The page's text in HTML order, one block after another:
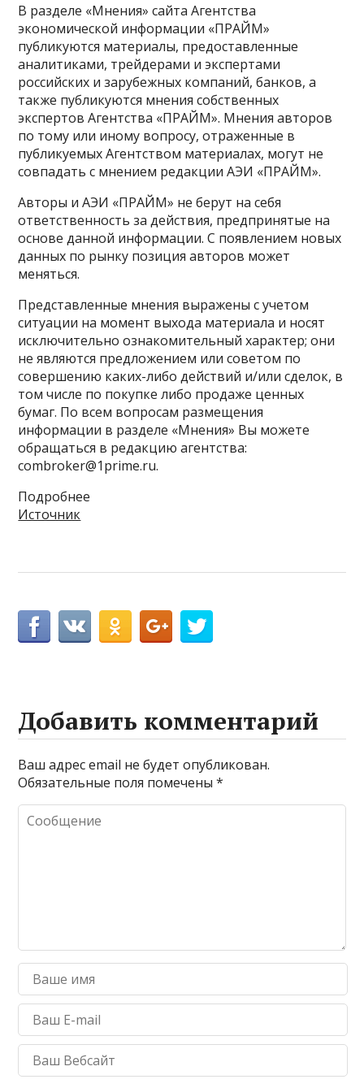
В разделе «Мнения» сайта Агентства
экономической информации «ПРАЙМ»
публикуются материалы, предоставленные
аналитиками, трейдерами и экспертами
российских и зарубежных компаний, банков, а
также публикуются мнения собственных
экспертов Агентства «ПРАЙМ». Мнения авторов
по тому или иному вопросу, отраженные в
публикуемых Агентством материалах, могут не
совпадать с мнением редакции АЭИ «ПРАЙМ».
Авторы и АЭИ «ПРАЙМ» не берут на себя
ответственность за действия, предпринятые на
основе данной информации. С появлением новых
данных по рынку позиция авторов может
меняться.
Представленные мнения выражены с учетом
ситуации на момент выхода материала и носят
исключительно ознакомительный характер; они
не являются предложением или советом по
совершению каких-либо действий и/или сделок, в
том числе по покупке либо продаже ценных
бумаг. По всем вопросам размещения
информации в разделе «Мнения» Вы можете
обращаться в редакцию агентства:
combroker@1prime.ru.
Подробнее
Источник
Добавить комментарий
Ваш адрес email не будет опубликован.
Обязательные поля помечены*